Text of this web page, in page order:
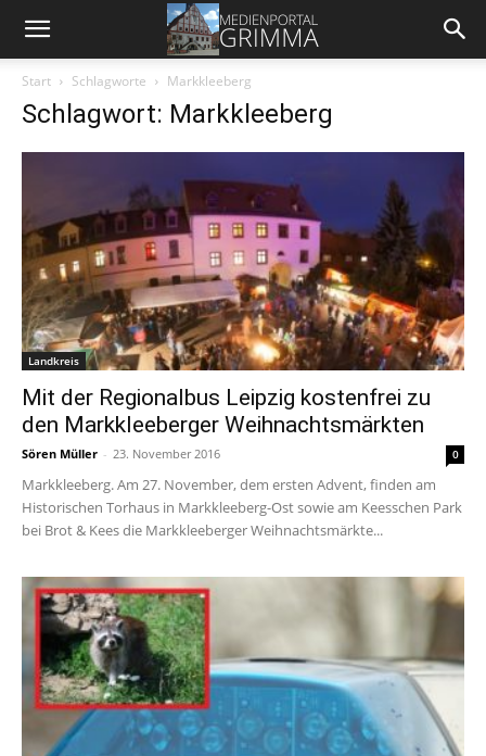
Start Schlagworte Markkleeberg
Schlagwort: Markkleeberg
Landkreis
Mit der Regionalbus Leipzig kostenfrei zu
den Markkleeberger Weihnachtsmärkten
Sören Müller - 23. November 2016 0
Markkleeberg. Am 27. November, dem ersten Advent, finden am
Historischen Torhaus in Markkleeberg-Ost sowie am Keesschen Park
bei Brot & Kees die Markkleeberger Weihnachtsmärkte...